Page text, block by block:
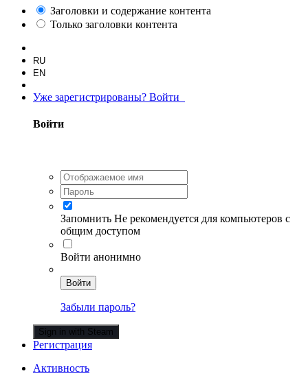
Заголовки и содержание контента
Только заголовки контента
RU
EN
Уже зарегистрированы? Войти
Войти
Запомнить Не рекомендуется для компьютеров с
общим доступом
Войти анонимно
Войти
Забыли пароль?
Sign in with Steam
Регистрация
Активность